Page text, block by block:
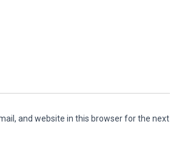
and website in this browser for the next